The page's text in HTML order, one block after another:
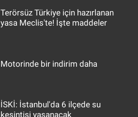
Terörsüz Türkiye için hazırlanan
yasa Meclis'te! İşte maddeler
Motorinde bir indirim daha
İSKİ: İstanbul'da 6 ilçede su
kesintisi yaşanacak